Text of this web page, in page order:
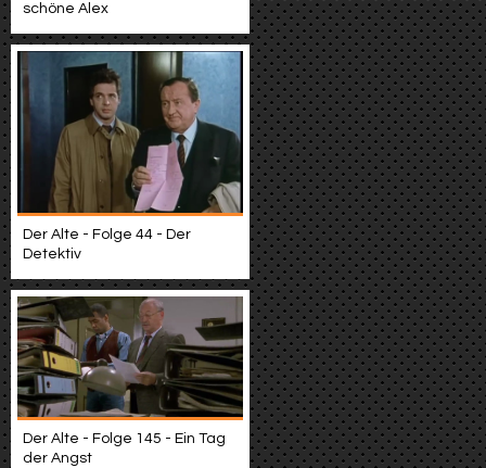
schöne Alex
Der Alte - Folge 44 - Der
Detektiv
Der Alte - Folge 145 - Ein Tag
der Angst